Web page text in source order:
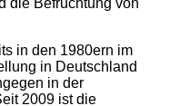
in den 1980ern im
in Deutschland
in der
2009 ist die